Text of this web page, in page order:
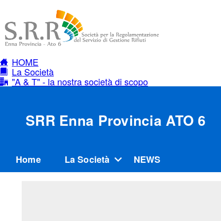
HOME
La Società
"A & T" - la nostra società di scopo
SRR Enna Provincia ATO 6
Home La Società NEWS